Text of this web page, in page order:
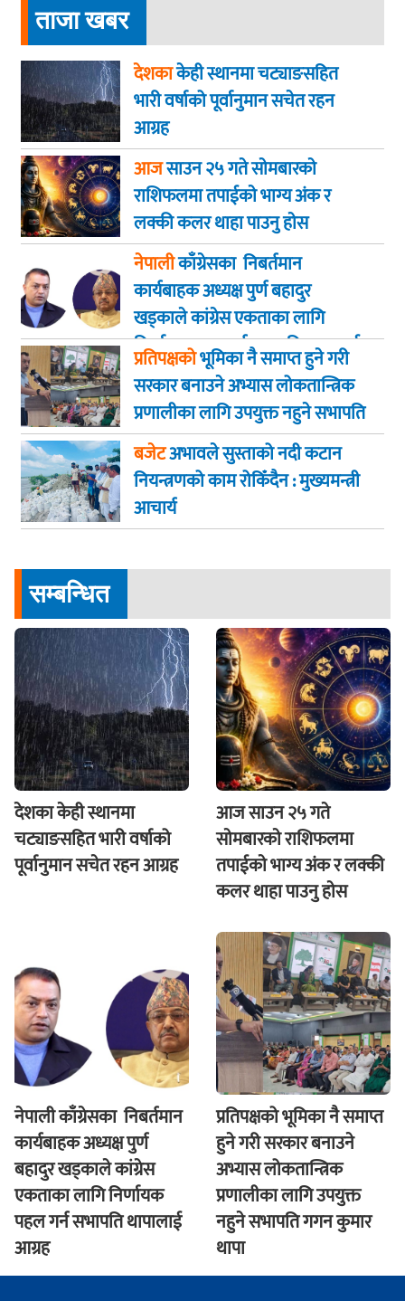
ताजा खबर
देशकाकेही स्थानमा चट्याङसहित
भारी वर्षाको पूर्वानुमान सचेत रहन
आग्रह
आजसाउन २५ गते साेमबारकाे
राशिफलमा तपाईकाे भाग्य अंक र
लक्की कलर थाहा पाउनु हाेस
नेपालीकाँग्रेसका निबर्तमान
कार्यबाहक अध्यक्ष पुर्ण बहादुर
खड्काले कांग्रेस एकताका लागि
निर्णायक पहल गर्न सभापति थापालाई
आग्रह
प्रतिपक्षकोभूमिका नै समाप्त हुने गरी
सरकार बनाउने अभ्यास लोकतान्त्रिक
प्रणालीका लागि उपयुक्त नहुने सभापति
गगन कुमार थापा
बजेटअभावले सुस्ताको नदी कटान
नियन्त्रणको काम रोकिँदैन : मुख्यमन्त्री
आचार्य
सम्बन्धित
देशका केही स्थानमा
चट्याङसहित भारी वर्षाको
पूर्वानुमान सचेत रहन आग्रह
आज साउन २५ गते
साेमबारकाे राशिफलमा
तपाईकाे भाग्य अंक र लक्की
कलर थाहा पाउनु हाेस
नेपाली काँग्रेसका निबर्तमान
कार्यबाहक अध्यक्ष पुर्ण
बहादुर खड्काले कांग्रेस
एकताका लागि निर्णायक
पहल गर्न सभापति थापालाई
आग्रह
प्रतिपक्षको भूमिका नै समाप्त
हुने गरी सरकार बनाउने
अभ्यास लोकतान्त्रिक
प्रणालीका लागि उपयुक्त
नहुने सभापति गगन कुमार
थापा